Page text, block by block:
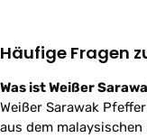
Häufige Fragen
Was ist Weißer
Weißer Sarawak
aus dem